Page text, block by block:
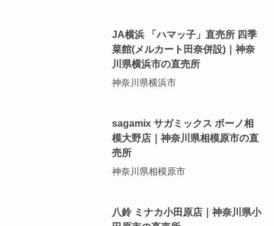
JA横浜 「ハマッ子」直売所 四季
菜館(メルカート田奈併設)｜神奈
川県横浜市の直売所
神奈川県横浜市
sagamix サガミックス ボーノ相
模大野店｜神奈川県相模原市の直
売所
神奈川県相模原市
八鈴 ミナカ小田原店｜神奈川県小